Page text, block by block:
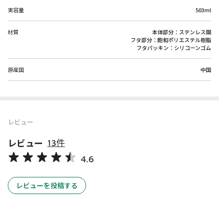
実容量 503ml
材質
本体部分：ステンレス鋼
フタ部分：飽和ポリエステル樹脂
フタパッキン：シリコーンゴム
原産国 中国
レビュー
レビュー 13件
4.6
レビューを投稿する